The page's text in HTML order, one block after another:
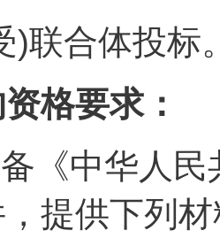
)联合体投标
格要求：
《中华人
提供下列